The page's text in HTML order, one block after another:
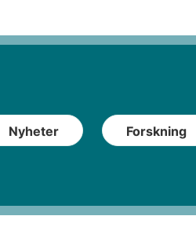
Nyheter Forskning